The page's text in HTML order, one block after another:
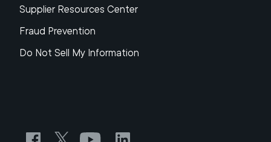
Supplier Resources Center
Fraud Prevention
Do Not Sell My Information